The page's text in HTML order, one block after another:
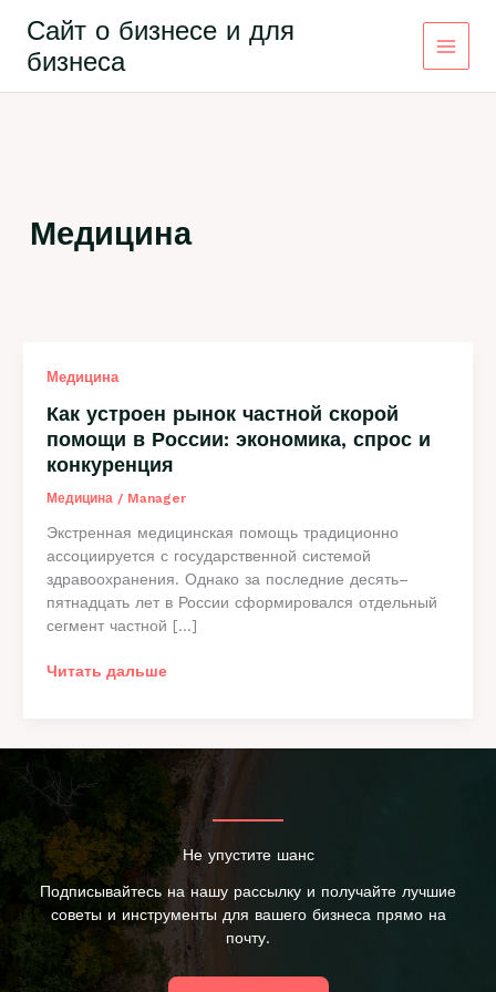
содержимому
Сайт о бизнесе и для
бизнеса
Медицина
Медицина
Как устроен рынок частной скорой
помощи в России: экономика, спрос и
конкуренция
Медицина / Manager
Экстренная медицинская помощь традиционно
ассоциируется с государственной системой
здравоохранения. Однако за последние десять–
пятнадцать лет в России сформировался отдельный
сегмент частной […]
Как
скорой
помощи
в
России:
экономика,
спрос
и
конкуренция
Читать дальше
Не упустите шанс
Подписывайтесь на нашу рассылку и получайте лучшие
советы и инструменты для вашего бизнеса прямо на
почту.